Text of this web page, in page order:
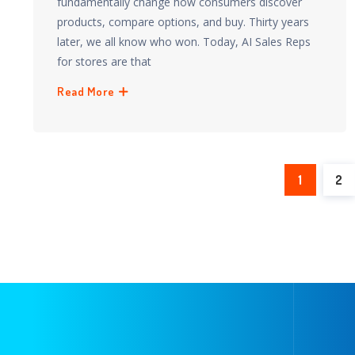
products, compare options, and buy. Thirty years
later, we all know who won. Today, AI Sales Reps
for stores are that
Read More
1 2